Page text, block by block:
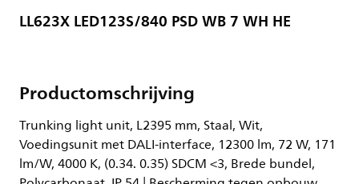
LL623X LED123S/840 PSD WB 7 WH HE
Productomschrijving
Trunking light unit, L2395 mm, Staal, Wit,
Voedingsunit met DALI-interface, 12300 lm, 72 W, 171
lm/W, 4000 K, (0.34. 0.35) SDCM <3, Brede bundel,